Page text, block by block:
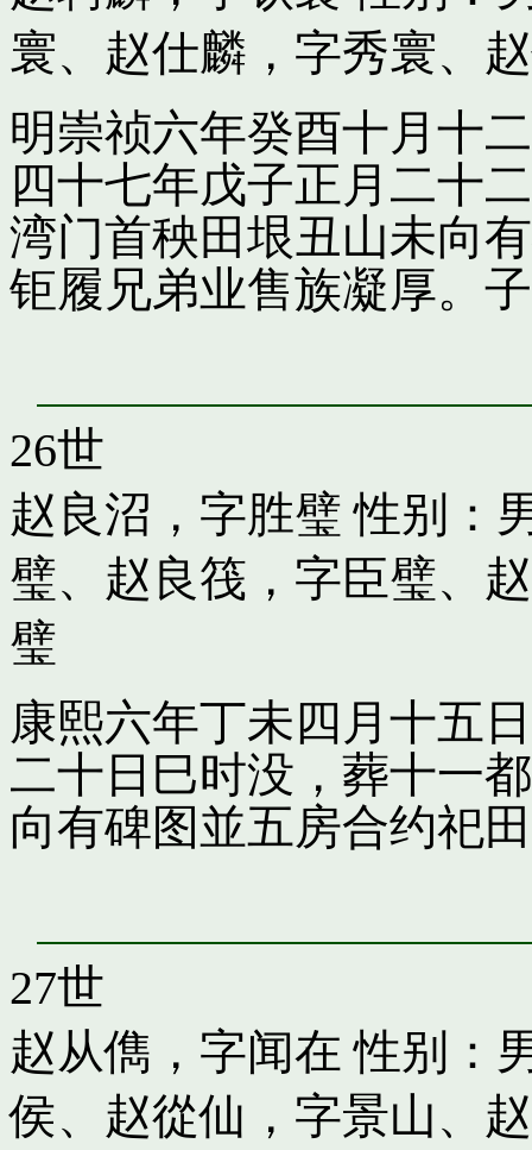
寰、 赵仕麟，字秀寰、
明崇祯六年癸酉十月十
四十七年戊子正月二十
湾门首秧田垠丑山未向
钜履兄弟业售族凝厚。
26世
赵良沼，字胜璧 性别：
璧、 赵良筏，字臣璧、
璧
康熙六年丁未四月十五
二十日巳时没，葬十一
向有碑图並五房合约祀
27世
赵从儁，字闻在 性别：
侯、 赵從仙，字景山、